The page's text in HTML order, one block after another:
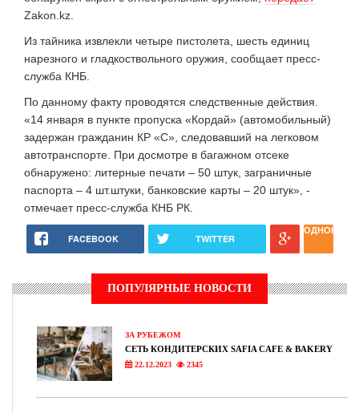
Zakon.kz.
Из тайника извлекли четыре пистолета, шесть единиц
нарезного и гладкоствольного оружия, сообщает пресс-
служба КНБ.
По данному факту проводятся следственные действия.
«14 января в пункте пропуска «Кордай» (автомобильный)
задержан гражданин КР «С», следовавший на легковом
автотранспорте. При досмотре в багажном отсеке
обнаружено: литерные печати – 50 штук, заграничные
паспорта – 4 шт.штуки, банковские карты – 20 штук», -
отмечает пресс-служба КНБ РК.
FACEBOOK TWITTER
ПОПУЛЯРНЫЕ НОВОСТИ
ЗА РУБЕЖОМ
СЕТЬ КОНДИТЕРСКИХ SAFIA CAFE & BAKERY
22.12.2023 2345